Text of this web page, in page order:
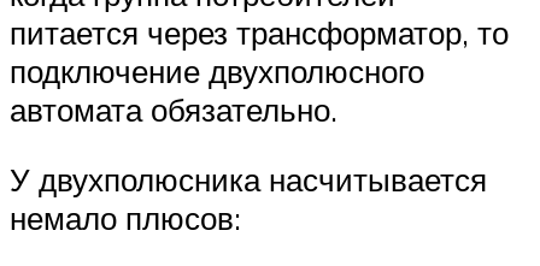
питается через трансформатор, то
подключение двухполюсного
автомата обязательно.
У двухполюсника насчитывается
немало плюсов: